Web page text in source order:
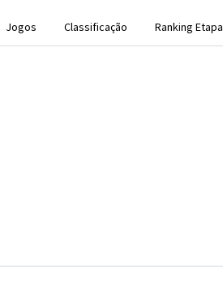
Jogos Classificação Ranking Etapa